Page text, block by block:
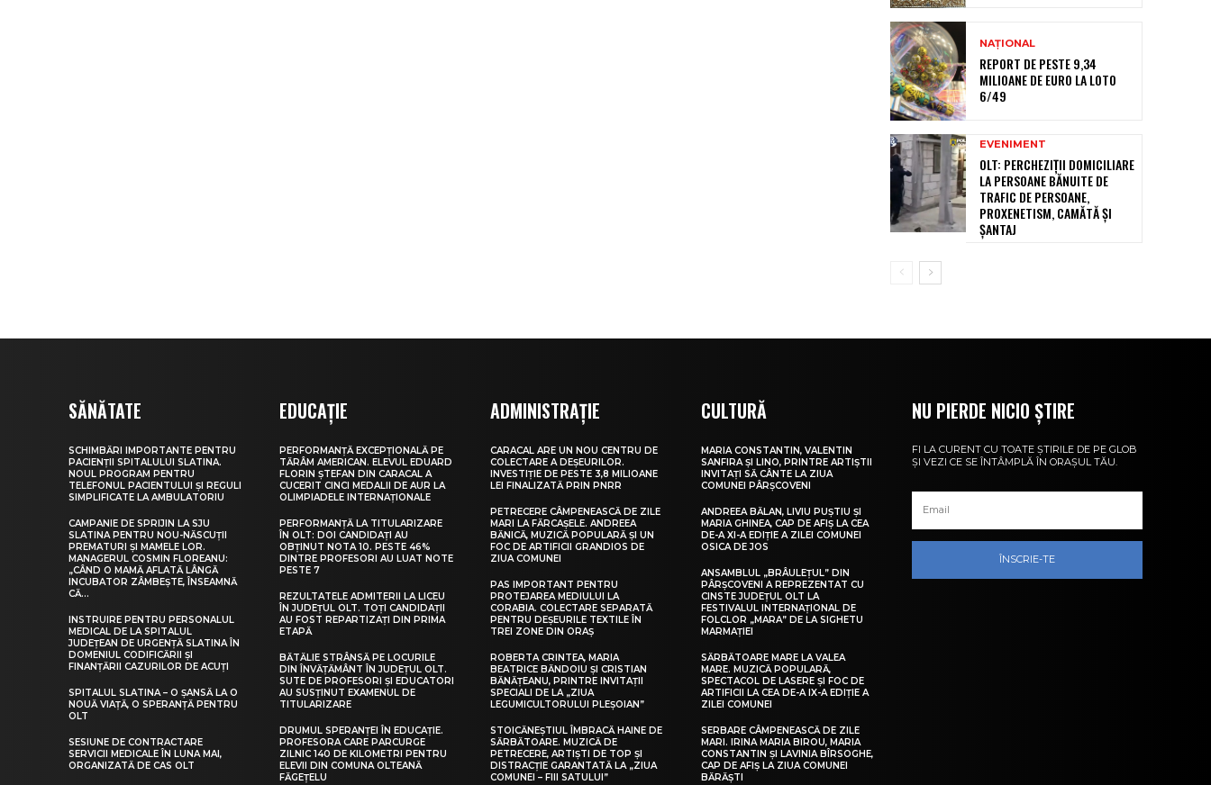
NAȚIONAL
REPORT DE PESTE 9,34
MILIOANE DE EURO LA LOTO
6/49
EVENIMENT
OLT: PERCHEZIŢII DOMICILIARE
LA PERSOANE BĂNUITE DE
TRAFIC DE PERSOANE,
PROXENETISM, CAMĂTĂ ŞI
ŞANTAJ
SĂNĂTATE
SCHIMBĂRI IMPORTANTE PENTRU
PACIENȚII SPITALULUI SLATINA.
NOUL PROGRAM PENTRU
TELEFONUL PACIENTULUI ȘI REGULI
SIMPLIFICATE LA AMBULATORIU
CAMPANIE DE SPRIJIN LA SJU
SLATINA PENTRU NOU-NĂSCUȚII
PREMATURI ȘI MAMELE LOR.
MANAGERUL COSMIN FLOREANU:
„CÂND O MAMĂ AFLATĂ LÂNGĂ
INCUBATOR ZÂMBEȘTE, ÎNSEAMNĂ
CĂ...
INSTRUIRE PENTRU PERSONALUL
MEDICAL DE LA SPITALUL
JUDEȚEAN DE URGENȚĂ SLATINA ÎN
DOMENIUL CODIFICĂRII ȘI
FINANȚĂRII CAZURILOR DE ACUȚI
SPITALUL SLATINA – O ȘANSĂ LA O
NOUĂ VIAȚĂ, O SPERANȚĂ PENTRU
OLT
SESIUNE DE CONTRACTARE
SERVICII MEDICALE ÎN LUNA MAI,
ORGANIZATĂ DE CAS OLT
EDUCAȚIE
PERFORMANȚĂ EXCEPȚIONALĂ PE
TĂRÂM AMERICAN. ELEVUL EDUARD
FLORIN ȘTEFAN DIN CARACAL A
CUCERIT CINCI MEDALII DE AUR LA
OLIMPIADELE INTERNAȚIONALE
PERFORMANȚĂ LA TITULARIZARE
ÎN OLT: DOI CANDIDAȚI AU
OBȚINUT NOTA 10. PESTE 46%
DINTRE PROFESORI AU LUAT NOTE
PESTE 7
REZULTATELE ADMITERII LA LICEU
ÎN JUDEȚUL OLT. TOȚI CANDIDAȚII
AU FOST REPARTIZAȚI DIN PRIMA
ETAPĂ
BĂTĂLIE STRÂNSĂ PE LOCURILE
DIN ÎNVĂȚĂMÂNT ÎN JUDEȚUL OLT.
SUTE DE PROFESORI ȘI EDUCATORI
AU SUSȚINUT EXAMENUL DE
TITULARIZARE
DRUMUL SPERANȚEI ÎN EDUCAȚIE.
PROFESORA CARE PARCURGE
ZILNIC 140 DE KILOMETRI PENTRU
ELEVII DIN COMUNA OLTEANĂ
FĂGEȚELU
ADMINISTRAȚIE
CARACAL ARE UN NOU CENTRU DE
COLECTARE A DEȘEURILOR.
INVESTIȚIE DE PESTE 3,8 MILIOANE
LEI FINALIZATĂ PRIN PNRR
PETRECERE CÂMPENEASCĂ DE ZILE
MARI LA FĂRCAȘELE. ANDREEA
BĂNICĂ, MUZICĂ POPULARĂ ȘI UN
FOC DE ARTIFICII GRANDIOS DE
ZIUA COMUNEI
PAS IMPORTANT PENTRU
PROTEJAREA MEDIULUI LA
CORABIA. COLECTARE SEPARATĂ
PENTRU DEȘEURILE TEXTILE ÎN
TREI ZONE DIN ORAȘ
ROBERTA CRINTEA, MARIA
BEATRICE BĂNDOIU ȘI CRISTIAN
BĂNĂȚEANU, PRINTRE INVITAȚII
SPECIALI DE LA „ZIUA
LEGUMICULTORULUI PLEȘOIAN”
STOICĂNEȘTIUL ÎMBRACĂ HAINE DE
SĂRBĂTOARE. MUZICĂ DE
PETRECERE, ARTIȘTI DE TOP ȘI
DISTRACȚIE GARANTATĂ LA „ZIUA
COMUNEI – FIII SATULUI”
CULTURĂ
MARIA CONSTANTIN, VALENTIN
SANFIRA ȘI LINO, PRINTRE ARTIȘTII
INVITAȚI SĂ CÂNTE LA ZIUA
COMUNEI PÂRȘCOVENI
ANDREEA BĂLAN, LIVIU PUȘTIU ȘI
MARIA GHINEA, CAP DE AFIȘ LA CEA
DE-A XI-A EDIȚIE A ZILEI COMUNEI
OSICA DE JOS
ANSAMBLUL „BRÂULEȚUL” DIN
PÂRȘCOVENI A REPREZENTAT CU
CINSTE JUDEȚUL OLT LA
FESTIVALUL INTERNAȚIONAL DE
FOLCLOR „MARA” DE LA SIGHETU
MARMAȚIEI
SĂRBĂTOARE MARE LA VALEA
MARE. MUZICĂ POPULARĂ,
SPECTACOL DE LASERE ȘI FOC DE
ARTIFICII LA CEA DE-A IX-A EDIȚIE A
ZILEI COMUNEI
SERBARE CÂMPENEASCĂ DE ZILE
MARI. IRINA MARIA BIROU, MARIA
CONSTANTIN ȘI LAVINIA BÎRSOGHE,
CAP DE AFIȘ LA ZIUA COMUNEI
BĂRĂȘTI
NU PIERDE NICIO ȘTIRE
FI LA CURENT CU TOATE ȘTIRILE DE PE GLOB
ȘI VEZI CE SE ÎNTÂMPLĂ ÎN ORAȘUL TĂU.
ÎNSCRIE-TE